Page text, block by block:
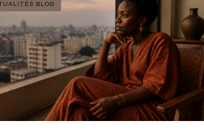
BLOG